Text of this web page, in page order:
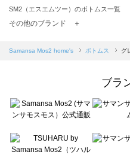
SM2（エスエムツー）のボトムス一覧
TSUHARU by Samansa Mos2（ツハル
Samansa Mos2 blue（サマンサモスモス
sō4ū（ソウフォーユー）のボトムス一覧
Te chichi（テチチ）のボトムス一覧
Te chichi CLASSIC（テチチ クラシック
Lugnoncure（ルノンキュール）のボト
BETTY'S BLUE（べティーズブルー）の
その他のブランド ＋
Samansa Mos2 home's ボトムス グ
ブラ